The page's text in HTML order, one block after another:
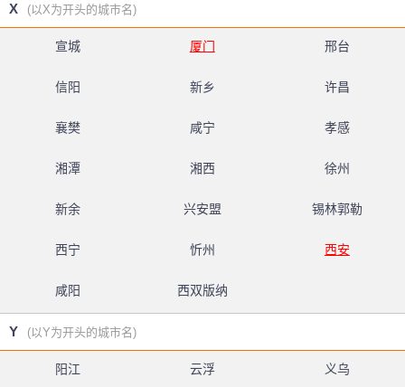
X (以X为开头的城市名)
宣城 厦门 邢台
信阳 新乡 许昌
襄樊 咸宁 孝感
湘潭 湘西 徐州
新余 兴安盟 锡林郭勒
西宁 忻州 西安
咸阳 西双版纳
Y (以Y为开头的城市名)
阳江 云浮 义乌